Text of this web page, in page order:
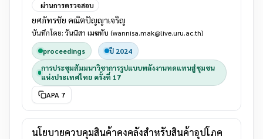
ผ่านการตรวจสอบ
ยศภัทรชัย คณิตปัญญาเจริญ
บันทึกโดย: วันนิสา เมฆทับ (wannisa.mak@live.uru.ac.th)
proceedings
ปี 2024
การประชุมสัมมนาวิชาการรูปแบบพลังงานทดแทนสู่ชุมชน
แห่งประเทศไทย ครั้งที่ 17
APA 7
นโยบายควบคุมสินค้าคงคลังสำหรับสินค้าอุปโภค